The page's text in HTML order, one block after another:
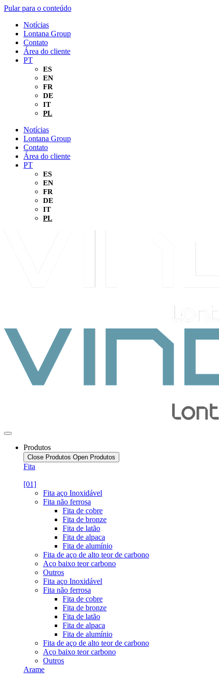
Pular para o conteúdo
Notícias
Lontana Group
Contato
Área do cliente
PT
ES
EN
FR
DE
IT
PL
Notícias
Lontana Group
Contato
Área do cliente
PT
ES
EN
FR
DE
IT
PL
Produtos
Close Produtos Open Produtos
Fita
[01]
Fita aço Inoxidável
Fita não ferrosa
Fita de cobre
Fita de bronze
Fita de latão
Fita de alpaca
Fita de alumínio
Fita de aço de alto teor de carbono
Aço baixo teor carbono
Outros
Fita aço Inoxidável
Fita não ferrosa
Fita de cobre
Fita de bronze
Fita de latão
Fita de alpaca
Fita de alumínio
Fita de aço de alto teor de carbono
Aço baixo teor carbono
Outros
Arame